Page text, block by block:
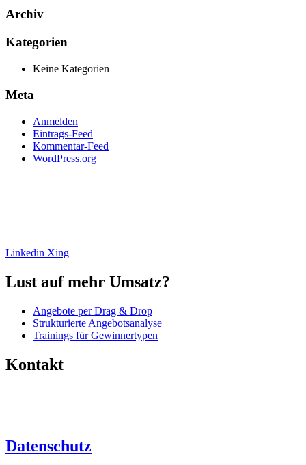
Archiv
Kategorien
Keine Kategorien
Meta
Anmelden
Eintrags-Feed
Kommentar-Feed
WordPress.org
Linkedin Xing
Lust auf mehr Umsatz?
Angebote per Drag & Drop
Strukturierte Angebotsanalyse
Trainings für Gewinnertypen
Kontakt
Datenschutz